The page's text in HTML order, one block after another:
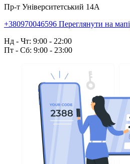
Пр-т Університетський 14А
+380970046596 Переглянути на мапі
Нд - Чт: 9:00 - 22:00
Пт - Сб: 9:00 - 23:00